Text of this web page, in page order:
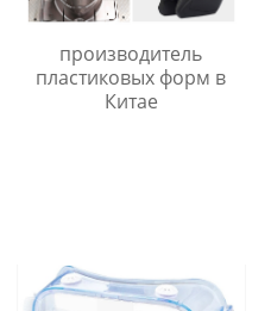
производитель
пластиковых форм в
Китае